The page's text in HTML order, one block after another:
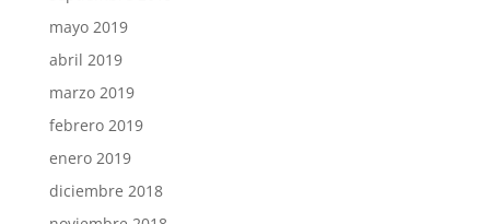
mayo 2019
abril 2019
marzo 2019
febrero 2019
enero 2019
diciembre 2018